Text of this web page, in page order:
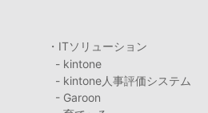
・ITソリューション
- kintone
- kintone人事評価システム
- Garoon